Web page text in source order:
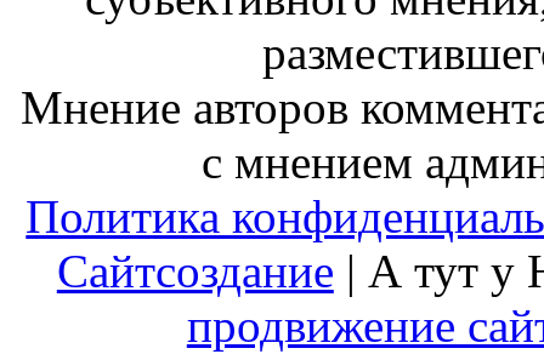
Мнение авторов
с мнением
Политика
Сайтсоздание | А тут у
продвижение